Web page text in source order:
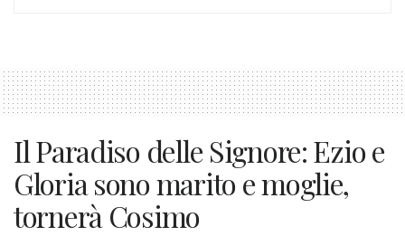
Il Paradiso delle Signore: Ezio e
Gloria sono marito e moglie,
tornerà Cosimo